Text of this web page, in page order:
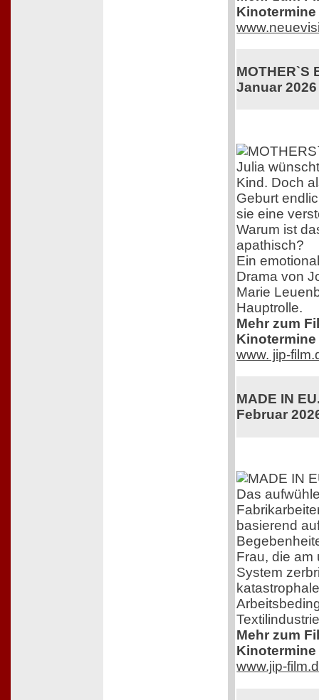
MOTHER`S
Januar 2026
Julia
Kind. Doch
Geburt
sie eine
Warum ist
apathisch?
Ein
Drama von
Marie
Hauptrolle.
Mehr zum
www. jip-
MADE IN
Februar
Das
basierend
Frau, die am
System
Mehr zum
www.jip-